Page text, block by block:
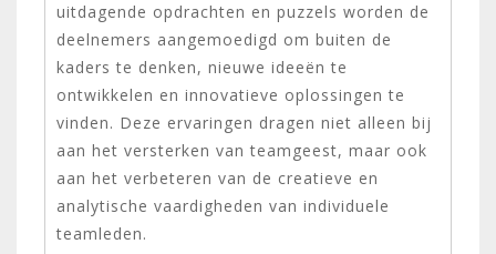
uitdagende opdrachten en puzzels worden de
deelnemers aangemoedigd om buiten de
kaders te denken, nieuwe ideeën te
ontwikkelen en innovatieve oplossingen te
vinden. Deze ervaringen dragen niet alleen bij
aan het versterken van teamgeest, maar ook
aan het verbeteren van de creatieve en
analytische vaardigheden van individuele
teamleden.